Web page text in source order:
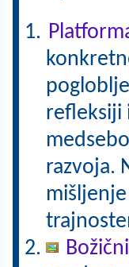
refleksiji
razvoja.